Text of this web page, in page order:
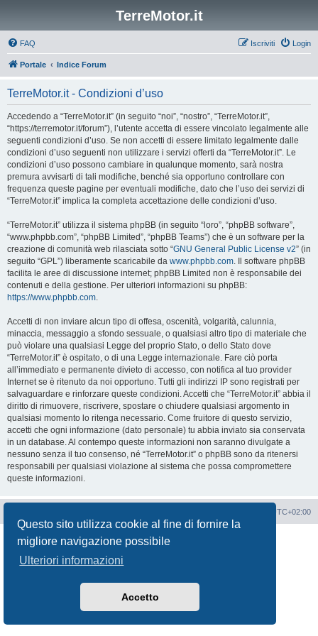
Questo sito utilizza cookie al fine di fornire la
migliore navigazione possibile
Ulteriori informazioni
Accetto
TerreMotor.it
FAQ Login
Iscriviti
Portale Indice Forum
TerreMotor.it - Condizioni d’uso
Accedendo a “TerreMotor.it” (in seguito “noi”, “nostro”, “TerreMotor.it”,
“https://terremotor.it/forum”), l’utente accetta di essere vincolato legalmente alle
seguenti condizioni d’uso. Se non accetti di essere limitato legalmente dalle
condizioni d’uso seguenti non utilizzare i servizi offerti da “TerreMotor.it”. Le
condizioni d’uso possono cambiare in qualunque momento, sarà nostra
premura avvisarti di tali modifiche, benché sia opportuno controllare con
frequenza queste pagine per eventuali modifiche, dato che l’uso dei servizi di
“TerreMotor.it” implica la completa accettazione delle condizioni d’uso.
“TerreMotor.it” utilizza il sistema phpBB (in seguito “loro”, “phpBB software”,
“www.phpbb.com”, “phpBB Limited”, “phpBB Teams”) che è un software per la
creazione di comunità web rilasciata sotto “GNU General Public License v2” (in
seguito “GPL”) liberamente scaricabile da www.phpbb.com. Il software phpBB
facilita le aree di discussione internet; phpBB Limited non è responsabile dei
contenuti e della gestione. Per ulteriori informazioni su phpBB:
https://www.phpbb.com.
Accetti di non inviare alcun tipo di offesa, oscenità, volgarità, calunnia,
minaccia, messaggio a sfondo sessuale, o qualsiasi altro tipo di materiale che
può violare una qualsiasi Legge del proprio Stato, o dello Stato dove
“TerreMotor.it” è ospitato, o di una Legge internazionale. Fare ciò porta
all’immediato e permanente divieto di accesso, con notifica al tuo provider
Internet se è ritenuto da noi opportuno. Tutti gli indirizzi IP sono registrati per
salvaguardare e rinforzare queste condizioni. Accetti che “TerreMotor.it” abbia il
diritto di rimuovere, riscrivere, spostare o chiudere qualsiasi argomento in
qualsiasi momento lo ritenga necessario. Come fruitore di questo servizio,
accetti che ogni informazione (dato personale) tu abbia inviato sia conservata
in un database. Al contempo queste informazioni non saranno divulgate a
nessuno senza il tuo consenso, né “TerreMotor.it” o phpBB sono da ritenersi
responsabili per qualsiasi violazione al sistema che possa compromettere
queste informazioni.
UTC+02:00
Creato da
® Forum Software © phpBB Limited
Traduzione Italiana